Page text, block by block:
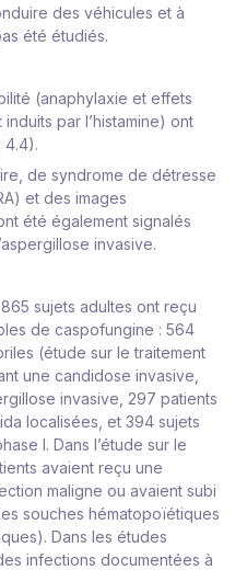
des véhicules et à
été étudiés.
(anaphylaxie et effets
par l’histamine) ont
4.4).
de syndrome de détresse
et des images
été également signalés
invasive.
sujets adultes ont reçu
de caspofungine : 564
(étude sur le traitement
une candidose invasive,
invasive, 297 patients
localisées, et 394 sujets
I. Dans l’étude sur le
avaient reçu une
maligne ou avaient subi
souches hématopoïétiques
Dans les études
infections documentées à